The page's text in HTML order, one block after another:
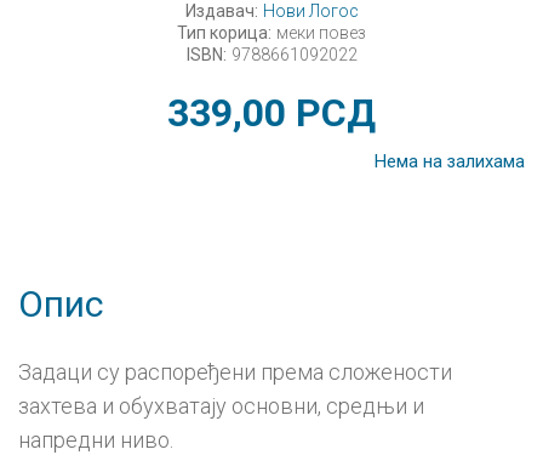
Издавач: Нови Логос
Тип корица: меки повез
ISBN: 9788661092022
339,00 РСД
Нема на залихама
Опис
Задаци су распоређени према сложености
захтева и обухватају основни, средњи и
напредни ниво.